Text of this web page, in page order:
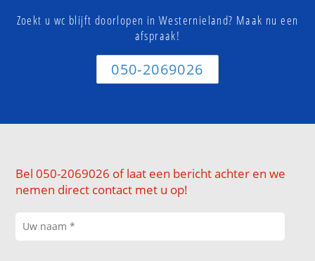
Zoekt u wc blijft doorlopen in Westernieland? Maak nu een
afspraak!
050-2069026
Bel 050-2069026 of laat een bericht achter en we
nemen direct contact met u op!